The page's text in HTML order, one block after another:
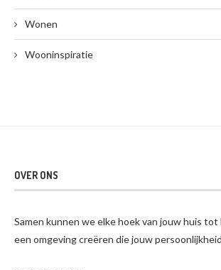
Wonen
Wooninspiratie
OVER ONS
Samen kunnen we elke hoek van jouw huis
een omgeving creëren die jouw